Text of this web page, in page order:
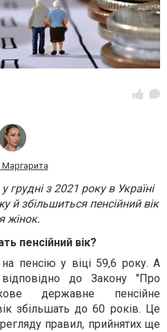
грудні з 2021 року в Україні
й збільшиться пенсійний вік
жінок.
пенсійний вік?
пенсію у віці 59,6 року. А
до Закону "Про
державне пенсійне
збільшать до 60 років. Це
правил, прийнятих ще